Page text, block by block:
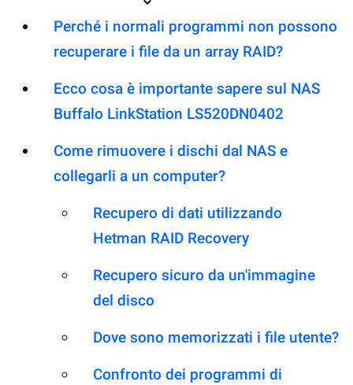
Perché i normali programmi non possono
recuperare i file da un array RAID?
Ecco cosa è importante sapere sul NAS
Buffalo LinkStation LS520DN0402
Come rimuovere i dischi dal NAS e
collegarli a un computer?
Recupero di dati utilizzando
Hetman RAID Recovery
Recupero sicuro da un'immagine
del disco
Dove sono memorizzati i file utente?
Confronto dei programmi di